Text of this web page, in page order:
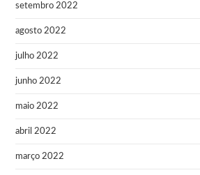
setembro 2022
agosto 2022
julho 2022
junho 2022
maio 2022
abril 2022
março 2022